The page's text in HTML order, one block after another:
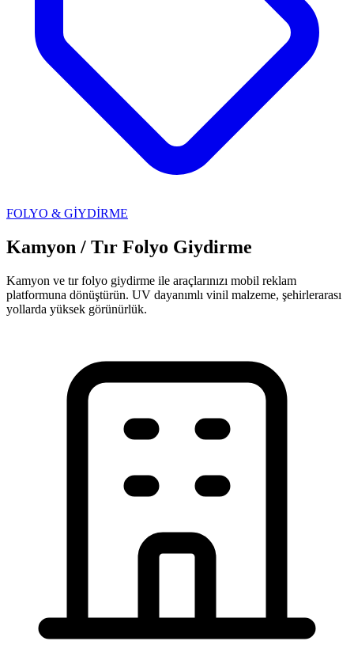
FOLYO & GİYDİRME
Kamyon / Tır Folyo Giydirme
Kamyon ve tır folyo giydirme ile araçlarınızı mobil reklam
platformuna dönüştürün. UV dayanımlı vinil malzeme, şehirlerarası
yollarda yüksek görünürlük.